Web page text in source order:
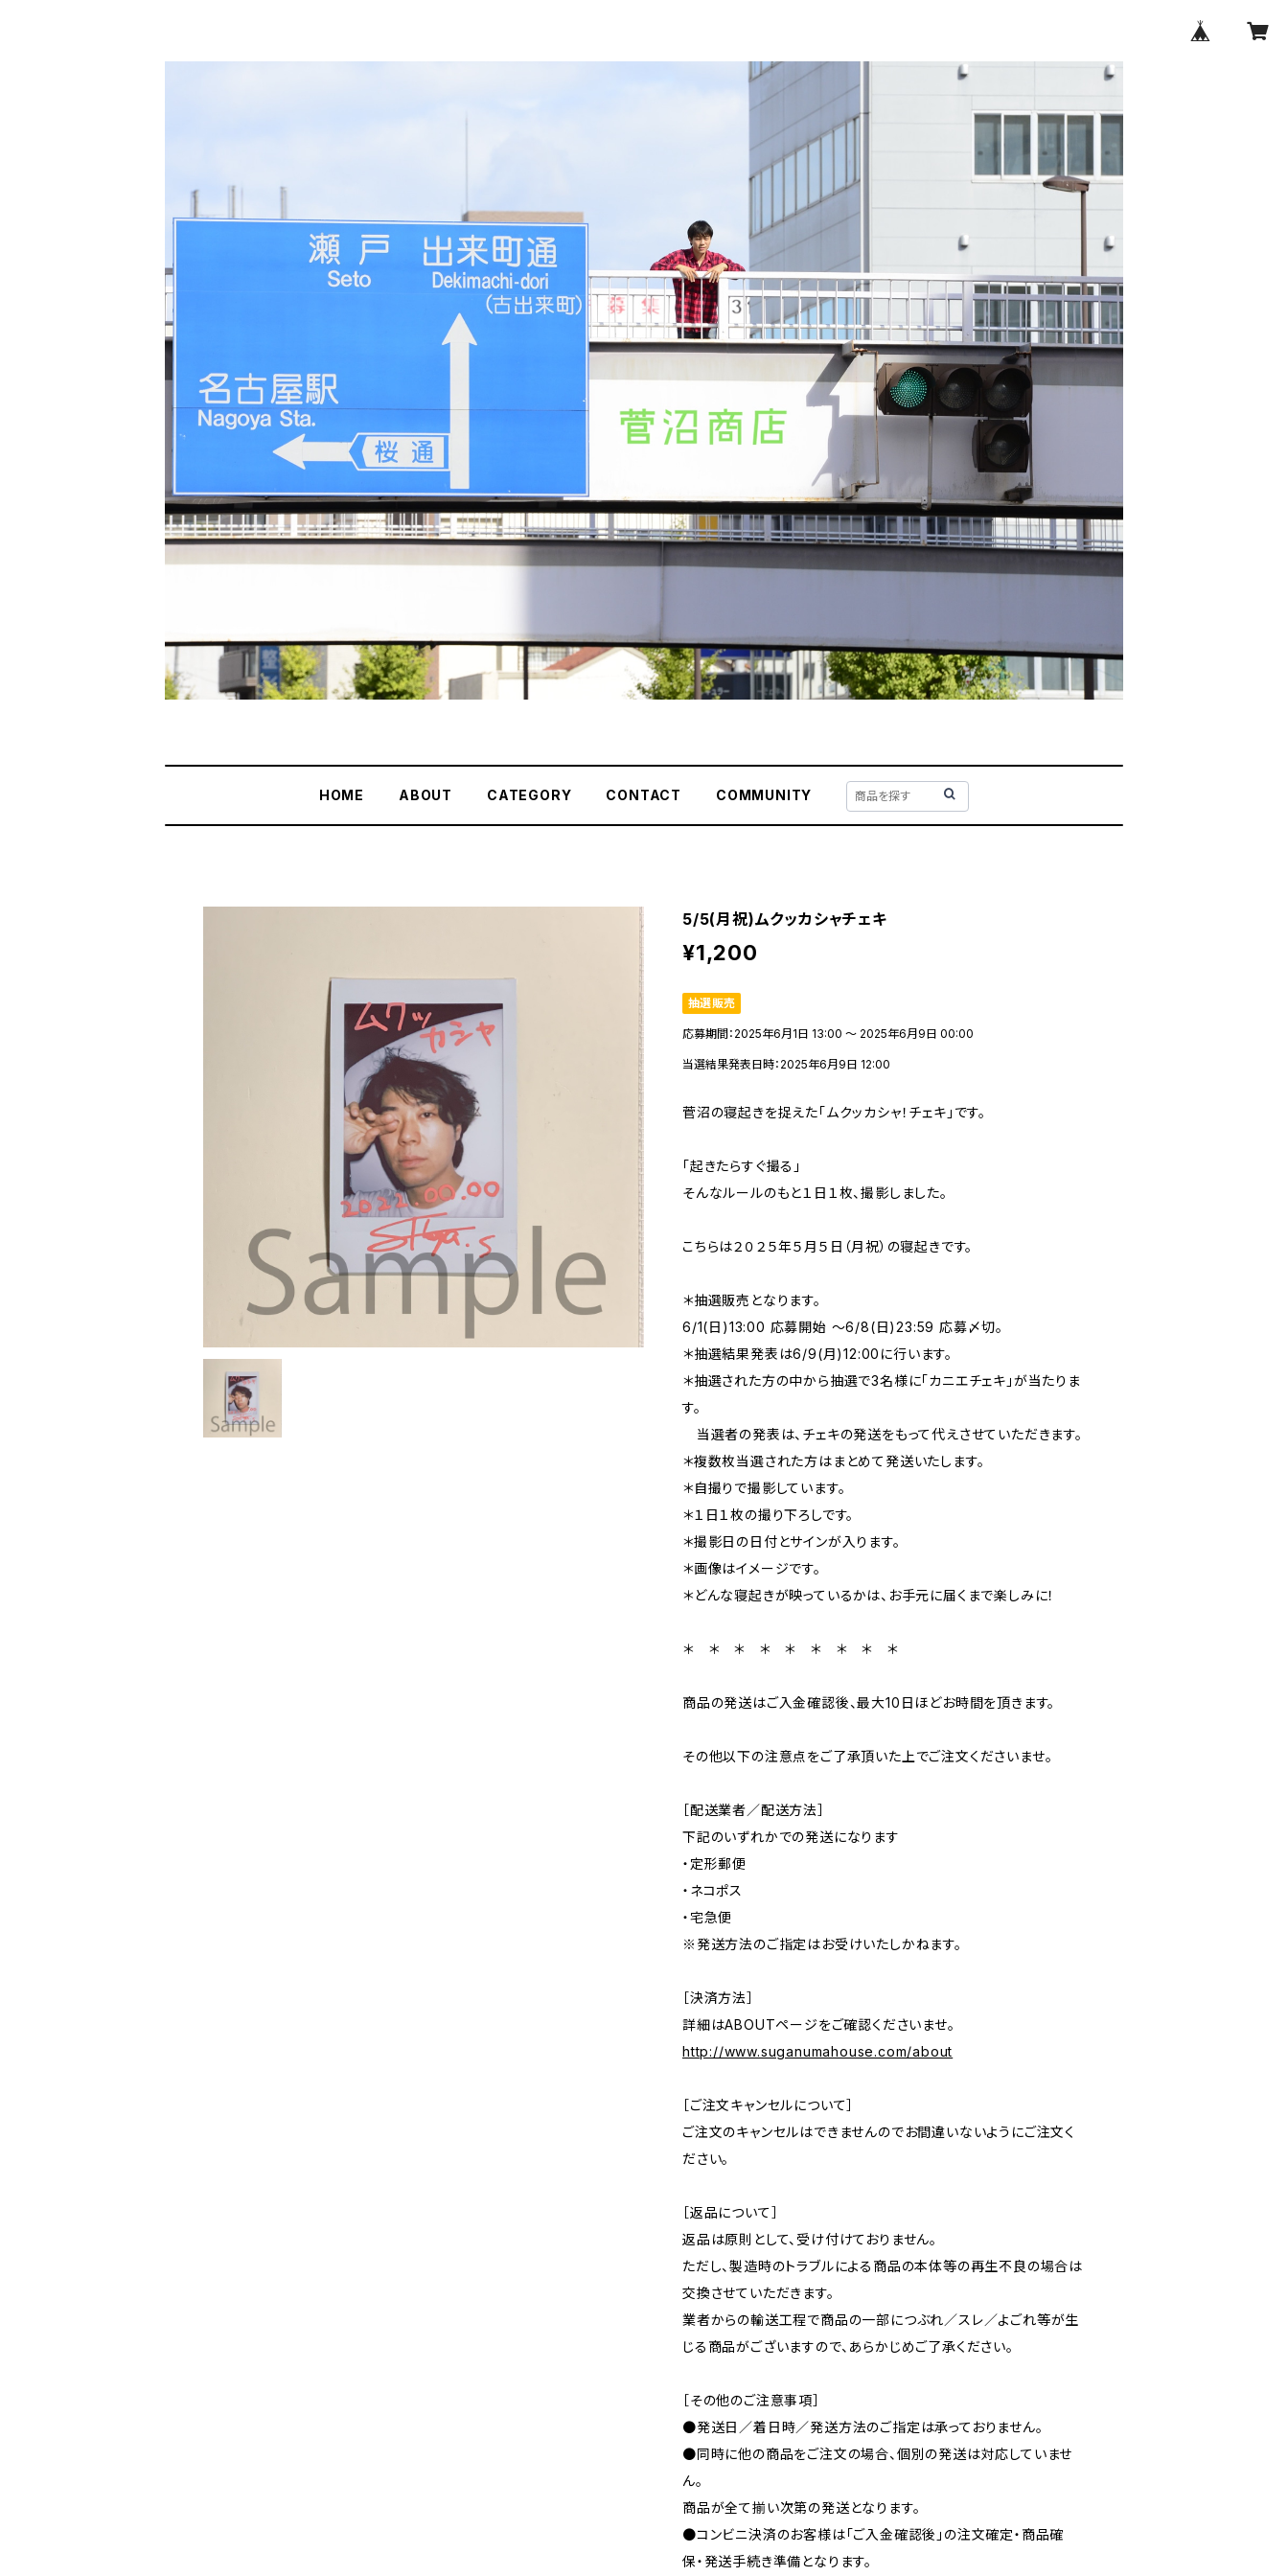
HOME ABOUT CATEGORY CONTACT COMMUNITY
5/5(月祝)ムクッカシャチェキ
¥1,200
抽選販売
応募期間：2025年6月1日 13:00 〜 2025年6月9日 00:00
当選結果発表日時：2025年6月9日 12:00
菅沼の寝起きを捉えた「ムクッカシャ！チェキ」です。
「起きたらすぐ撮る」
そんなルールのもと１日１枚、撮影しました。
こちらは２０２５年５月５日（月祝）の寝起きです。
＊抽選販売となります。
6/1(日)13:00 応募開始 〜6/8(日)23:59 応募〆切。
＊抽選結果発表は6/9(月)12:00に行います。
＊抽選された方の中から抽選で3名様に「カニエチェキ」が当たりま
す。
当選者の発表は、チェキの発送をもって代えさせていただきます。
＊複数枚当選された方はまとめて発送いたします。
＊自撮りで撮影しています。
＊１日１枚の撮り下ろしです。
＊撮影日の日付とサインが入ります。
＊画像はイメージです。
＊どんな寝起きが映っているかは、お手元に届くまで楽しみに！
＊ ＊ ＊ ＊ ＊ ＊ ＊ ＊ ＊
商品の発送はご入金確認後、最大10日ほどお時間を頂きます。
その他以下の注意点をご了承頂いた上でご注文くださいませ。
［配送業者／配送方法］
下記のいずれかでの発送になります
・定形郵便
・ネコポス
・宅急便
※発送方法のご指定はお受けいたしかねます。
［決済方法］
詳細はABOUTページをご確認くださいませ。
http://www.suganumahouse.com/about
［ご注文キャンセルについて］
ご注文のキャンセルはできませんのでお間違いないようにご注文く
ださい。
［返品について］
返品は原則として、受け付けておりません。
ただし、製造時のトラブルによる商品の本体等の再生不良の場合は
交換させていただきます。
業者からの輸送工程で商品の一部につぶれ／スレ／よごれ等が生
じる商品がございますので、あらかじめご了承ください。
［その他のご注意事項］
●発送日／着日時／発送方法のご指定は承っておりません。
●同時に他の商品をご注文の場合、個別の発送は対応していませ
ん。
商品が全て揃い次第の発送となります。
●コンビニ決済のお客様は「ご入金確認後」の注文確定・商品確
保・発送手続き準備となります。